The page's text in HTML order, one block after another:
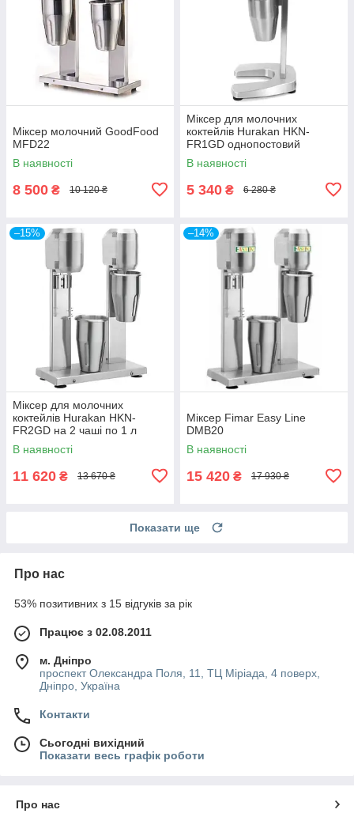
Міксер молочний GoodFood
MFD22
В наявності
8 500 ₴ 10 120 ₴
Міксер для молочних
коктейлів Hurakan HKN-
FR1GD однопостовий
В наявності
5 340 ₴ 6 280 ₴
–15%
Міксер для молочних
коктейлів Hurakan HKN-
FR2GD на 2 чаші по 1 л
В наявності
11 620 ₴ 13 670 ₴
–14%
Міксер Fimar Easy Line
DMB20
В наявності
15 420 ₴ 17 930 ₴
Показати ще
Про нас
53% позитивних з 15 відгуків за рік
Працює з 02.08.2011
м. Дніпро
проспект Олександра Поля, 11, ТЦ Міріада, 4 поверх,
Дніпро, Україна
Контакти
Сьогодні вихідний
Показати весь графік роботи
Про нас